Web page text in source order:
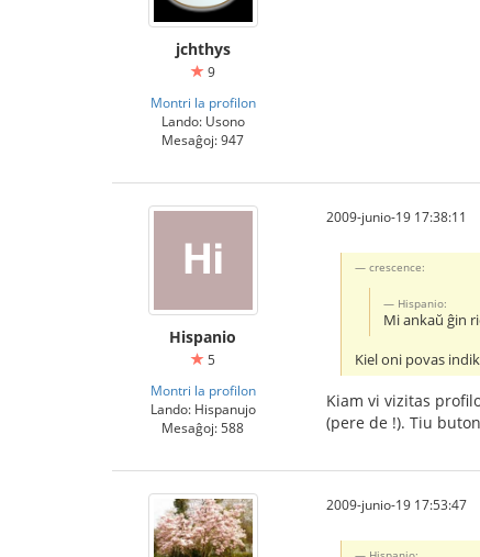
jchthys
9
Montri la profilon
Lando: Usono
Mesaĝoj: 947
Hispanio
5
Montri la profilon
Lando: Hispanujo
Mesaĝoj: 588
2009-junio-19 17:38:11
crescence:
Hispanio:
Mi ankaŭ ĝin
Kiel oni povas
Kiam vi vizitas
(pere de !). Tiu
2009-junio-19 17:53:47